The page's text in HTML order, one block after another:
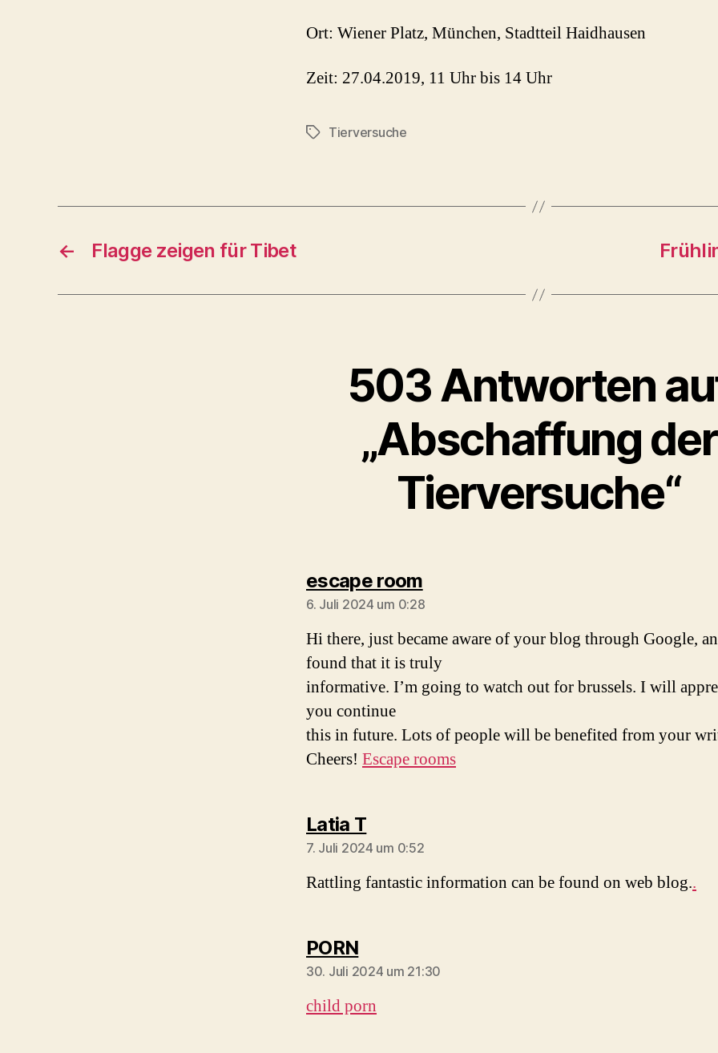
Ort: Wiener Platz, München, Stadtteil Haidhausen
Zeit: 27.04.2019, 11 Uhr bis 14 Uhr
Schlagwörter
Tierversuche
← Flagge zeigen für Tibet
503 Antworten
„Abschaffung der
Tierversuche“
escape roomsagt:
6. Juli 2024 um 0:28
Hi there, just became aware of your blog through Google,
found that it is truly
informative. I’m going to watch out for brussels. I will
you continue
this in future. Lots of people will be benefited from your
Cheers! Escape rooms
Latia Tsagt:
7. Juli 2024 um 0:52
Rattling fantastic information can be found on web blog..
PORNsagt:
30. Juli 2024 um 21:30
child porn